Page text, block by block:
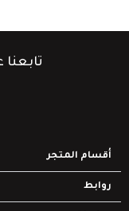
أقسام المتجر
روابط